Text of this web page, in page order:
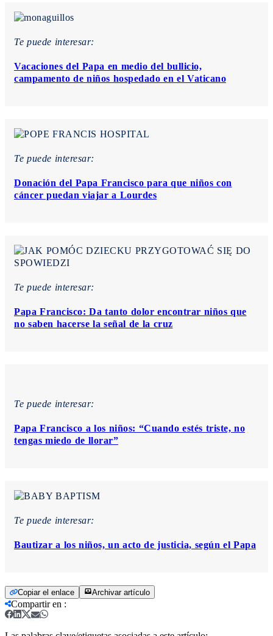
Te puede interesar:
Vacaciones del Papa en medio del bullicio,
campamento de niños hospedado en el Vaticano
Te puede interesar:
Donación del Papa Francisco para que niños con
cáncer puedan viajar a Lourdes
Te puede interesar:
Papa Francisco: Da tanto dolor encontrar niños que
no saben hacerse la señal de la cruz
Te puede interesar:
Papa Francisco a los niños: “Cuando estés triste, no
tengas miedo de llorar”
Te puede interesar:
Bautizar a los niños, un acto de justicia, según el Papa
Copiar el enlace Archivar artículo
Compartir en :